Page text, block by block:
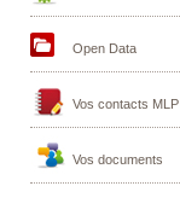
Open Data
Vos contacts MLP
Vos documents